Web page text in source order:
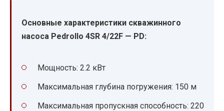
Основные характеристики скважинного
насоса Pedrollo 4SR 4/22F — PD:
Мощность: 2.2 кВт
Максимальная глубина погружения: 150 м
Максимальная пропускная способность: 220